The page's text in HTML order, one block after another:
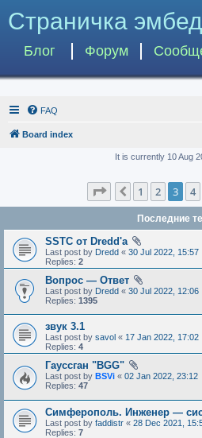
Страничка
Блог Форум
FAQ
Board index
It is currently 10 Aug
Page of 10
Previous
1 2 3 4
Последние
SSTC от Dredd'а
Last post by Dredd « 30 Jul 2022, 15:57
Replies: 2
Вопрос — Ответ
Last post by Dredd « 30 Jul 2022, 12:06
Replies: 1395
звук 3.1
Last post by savol « 17 Jan 2022, 17:02
Replies: 4
Гауссган "BGG"
Last post by BSVi « 02 Jan 2022, 23:12
Replies: 47
Симферополь. Инженер —
Last post by faddistr « 28 Dec 2021,
Replies: 7